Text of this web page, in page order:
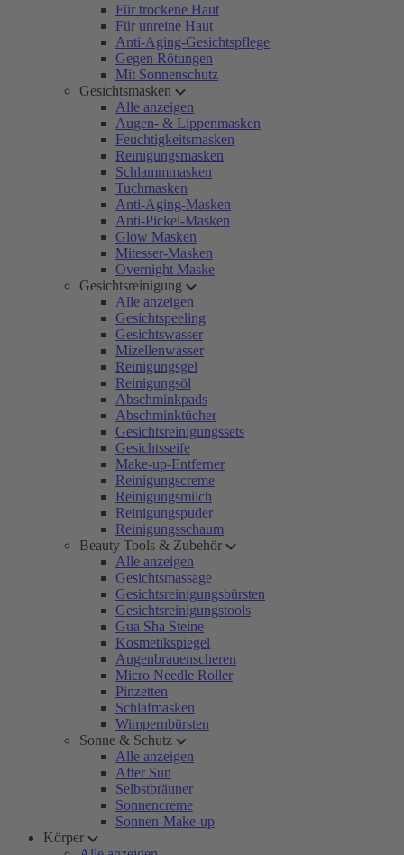
Für trockene Haut
Für unreine Haut
Anti-Aging-Gesichtspflege
Gegen Rötungen
Mit Sonnenschutz
Gesichtsmasken
Alle anzeigen
Augen- & Lippenmasken
Feuchtigkeitsmasken
Reinigungsmasken
Schlammmasken
Tuchmasken
Anti-Aging-Masken
Anti-Pickel-Masken
Glow Masken
Mitesser-Masken
Overnight Maske
Gesichtsreinigung
Alle anzeigen
Gesichtspeeling
Gesichtswasser
Mizellenwasser
Reinigungsgel
Reinigungsöl
Abschminkpads
Abschminktücher
Gesichtsreinigungssets
Gesichtsseife
Make-up-Entferner
Reinigungscreme
Reinigungsmilch
Reinigungspuder
Reinigungsschaum
Beauty Tools & Zubehör
Alle anzeigen
Gesichtsmassage
Gesichtsreinigungsbürsten
Gesichtsreinigungstools
Gua Sha Steine
Kosmetikspiegel
Augenbrauenscheren
Micro Needle Roller
Pinzetten
Schlafmasken
Wimpernbürsten
Sonne & Schutz
Alle anzeigen
After Sun
Selbstbräuner
Sonnencreme
Sonnen-Make-up
Körper